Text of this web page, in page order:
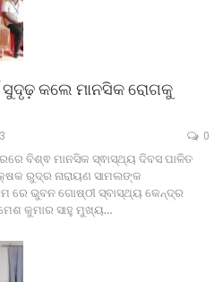
ସୁଦୃଢ଼ କଲେ ମାନସିକ ରୋଗକୁ
0
ବିଶ୍ଵ ମାନସିକ ସ୍ଵାସ୍ଥ୍ୟ ଦିବସ ପାଳିତ
ରୁଦ୍ର ନାରାୟଣ ସାମଲଙ୍କ
ରେ ଭୁବନ ଗୋଷ୍ଠୀ ସ୍ବାସ୍ଥ୍ୟ କେନ୍ଦ୍ର
କୁମାର ସାହୁ ମୁଖ୍ୟ…